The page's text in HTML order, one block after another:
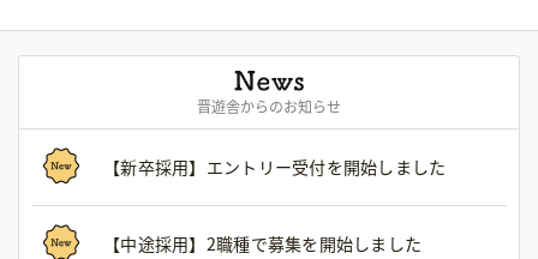
晋遊舎からのお知らせ
【新卒採用】エントリー受付を開始しました
【中途採用】2職種で募集を開始しました